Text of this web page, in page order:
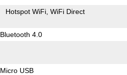
Hotspot WiFi WiFi Direct
Bluetooth 4.0
Micro USB